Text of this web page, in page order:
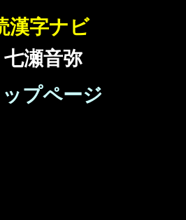
漢字ナビ
七瀬音弥
プページ